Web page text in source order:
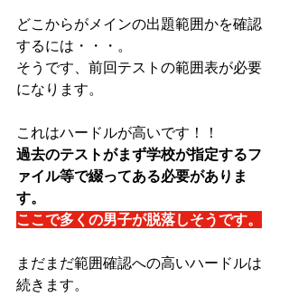
どこからがメインの出題範囲かを確認
するには・・・。
そうです、前回テストの範囲表が必要
になります。
これはハードルが高いです！！
過去のテストがまず学校が指定するフ
ァイル等で綴ってある必要がありま
す。
ここで多くの男子が脱落しそうです。
まだまだ範囲確認への高いハードルは
続きます。